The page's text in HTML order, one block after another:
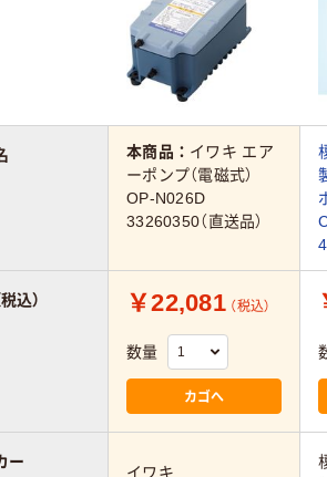
本商品： イワキ エア
ーポンプ（電磁式）
OP-N026D
33260350（直送品）
￥22,081 （税込）
数量
カゴへ
イワキ
込）
ー